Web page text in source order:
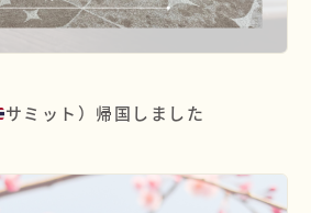
サミット）帰国しました